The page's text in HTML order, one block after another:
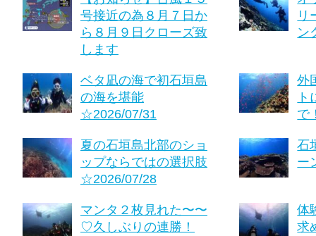
号接近の為８月７日か
ら８月９日クローズ致
します
リ
ン
ベタ凪の海で初石垣島
の海を堪能
☆2026/07/31
外
で
夏の石垣島北部のショ
ップならではの選択肢
☆2026/07/28
石
ー
マンタ２枚見れた〜〜
♡久しぶりの連勝！
体
求